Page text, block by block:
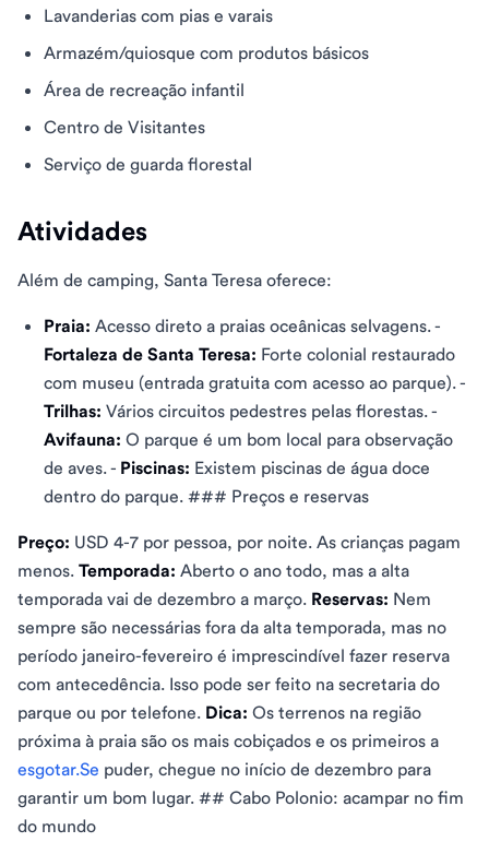
Lavanderias com pias e varais
Armazém/quiosque com produtos básicos
Área de recreação infantil
Centro de Visitantes
Serviço de guarda florestal
Atividades
Além de camping, Santa Teresa oferece:
Praia: Acesso direto a praias oceânicas selvagens. -
Fortaleza de Santa Teresa: Forte colonial restaurado
com museu (entrada gratuita com acesso ao parque). -
Trilhas: Vários circuitos pedestres pelas florestas. -
Avifauna: O parque é um bom local para observação
de aves. - Piscinas: Existem piscinas de água doce
dentro do parque. ### Preços e reservas
Preço: USD 4-7 por pessoa, por noite. As crianças pagam
menos. Temporada: Aberto o ano todo, mas a alta
temporada vai de dezembro a março. Reservas: Nem
sempre são necessárias fora da alta temporada, mas no
período janeiro-fevereiro é imprescindível fazer reserva
com antecedência. Isso pode ser feito na secretaria do
parque ou por telefone. Dica: Os terrenos na região
próxima à praia são os mais cobiçados e os primeiros a
esgotar.Se puder, chegue no início de dezembro para
garantir um bom lugar. ## Cabo Polonio: acampar no fim
do mundo